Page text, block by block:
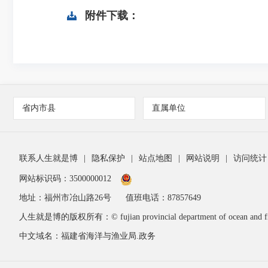
附件下载：
省内市县 直属单位
联系人生就是博 隐私保护 站点地图 网站说明 访问统计
网站标识码：3500000012
地址：福州市冶山路26号 值班电话：87857649
人生就是博的版权所有：© fujian provincial department of ocean and
中文域名：福建省海洋与渔业局.政务